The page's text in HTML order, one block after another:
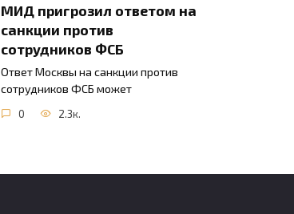
МИД пригрозил ответом на
санкции против
сотрудников ФСБ
Ответ Москвы на санкции против
сотрудников ФСБ может
0 2.3к.